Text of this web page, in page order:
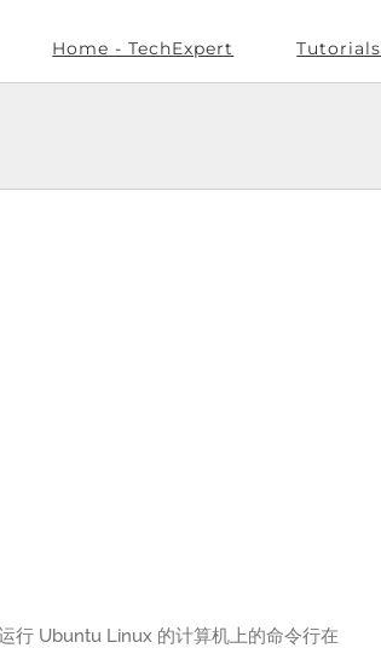
Home - TechExpert Tutorials
行 Ubuntu Linux 的计算机上的命令行在